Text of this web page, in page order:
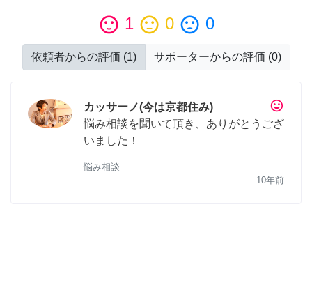
sentiment_satisfied 1 sentiment_neutral 0 sentiment_dissatisfied 0
依頼者からの評価 (1) サポーターからの評価 (0)
tag_faces
カッサーノ(今は京都住み)
悩み相談を聞いて頂き、ありがとうござ
いました！
悩み相談
10年前